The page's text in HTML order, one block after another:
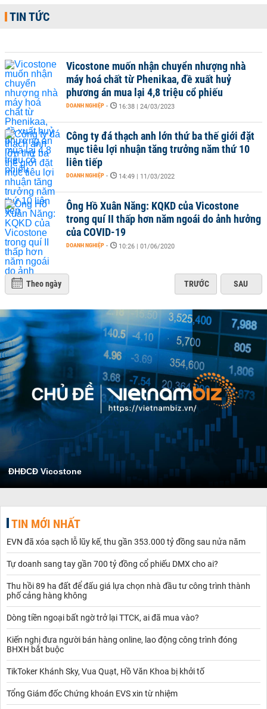
TIN TỨC
Vicostone muốn nhận chuyển nhượng nhà
máy hoá chất từ Phenikaa, đề xuất huỷ
phương án mua lại 4,8 triệu cổ phiếu
DOANH NGHIỆP - 16:38 | 24/03/2023
Công ty đá thạch anh lớn thứ ba thế giới đặt
mục tiêu lợi nhuận tăng trưởng năm thứ 10
liên tiếp
DOANH NGHIỆP - 14:49 | 11/03/2022
Ông Hồ Xuân Năng: KQKD của Vicostone
trong quí II thấp hơn năm ngoái do ảnh hưởng
của COVID-19
DOANH NGHIỆP - 10:26 | 01/06/2020
Theo ngày TRƯỚC SAU
ĐHĐCĐ Vicostone
TIN MỚI NHẤT
EVN đã xóa sạch lỗ lũy kế, thu gần 353.000 tỷ đồng sau nửa năm
Tự doanh sang tay gần 700 tỷ đồng cổ phiếu DMX cho ai?
Thu hồi 89 ha đất để đấu giá lựa chọn nhà đầu tư công trình thành
phố cảng hàng không
Dòng tiền ngoại bất ngờ trở lại TTCK, ai đã mua vào?
Kiến nghị đưa người bán hàng online, lao động công trình đóng
BHXH bắt buộc
TikToker Khánh Sky, Vua Quạt, Hồ Văn Khoa bị khởi tố
Tổng Giám đốc Chứng khoán EVS xin từ nhiệm